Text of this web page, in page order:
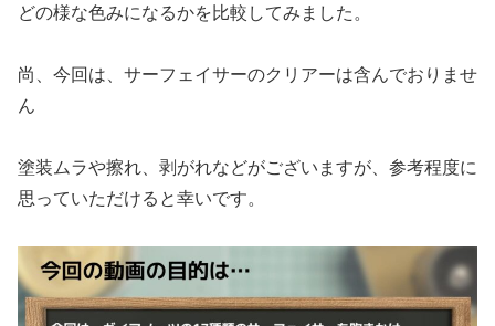
どの様な色みになるかを比較してみました。
尚、今回は、サーフェイサーのクリアーは含んでおりませ
ん
塗装ムラや擦れ、剥がれなどがございますが、参考程度に
思っていただけると幸いです。